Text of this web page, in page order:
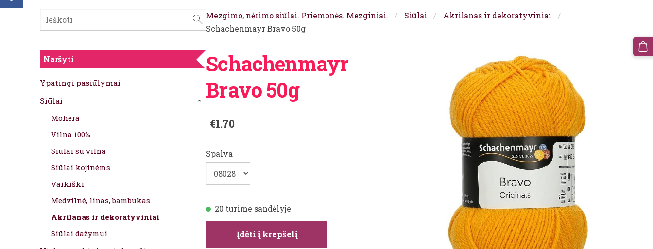
Naršyti
Ypatingi pasiūlymai
Siūlai
Mohera
Vilna 100%
Siūlai su vilna
Siūlai kojinėms
Vaikiški
Medvilnė, linas, bambukas
Akrilanas ir dekoratyviniai
Siūlai dažymui
›
Mezgimo, nėrimo siūlai. Priemonės. Mezginiai. Siūlai
Akrilanas ir dekoratyviniai
Schachenmayr Bravo 50g
Schachenmayr
Bravo 50g
€1.70
Spalva
20 turime sandėlyje
Įdėti į krepšelį